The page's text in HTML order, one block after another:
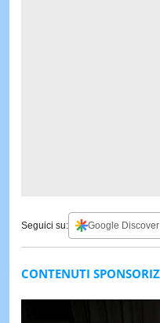
Seguici su: Google Discover